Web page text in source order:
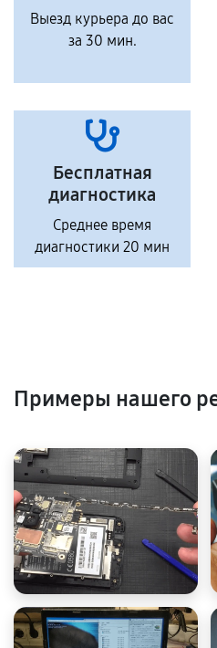
Выезд курьера до вас
за 30 мин.
Бесплатная
диагностика
Среднее время
диагностики 20 мин
Примеры нашего